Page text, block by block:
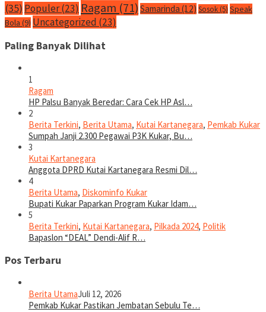
(35) Populer(23) Ragam (71) Samarinda (12) Sosok(5) Speak
Bola (9) Uncategorized (23)
Paling Banyak Dilihat
1
Ragam
HP Palsu Banyak Beredar: Cara Cek HP Asl…
2
Berita Terkini, Berita Utama, Kutai Kartanegara, Pemkab Kukar
Sumpah Janji 2.300 Pegawai P3K Kukar, Bu…
3
Kutai Kartanegara
Anggota DPRD Kutai Kartanegara Resmi Dil…
4
Berita Utama, Diskominfo Kukar
Bupati Kukar Paparkan Program Kukar Idam…
5
Berita Terkini, Kutai Kartanegara, Pilkada 2024, Politik
Bapaslon “DEAL” Dendi-Alif R…
Pos Terbaru
Berita UtamaJuli 12, 2026
Pemkab Kukar Pastikan Jembatan Sebulu Te…